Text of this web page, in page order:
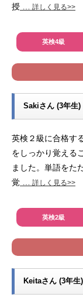
授
詳しく見る>>
英検4級
Sakiさん (3年生)
英検２級に合格す
をしっかり覚える
ました。単語をた
覚
詳しく見る>>
英検2級
Keitaさん (3年生)